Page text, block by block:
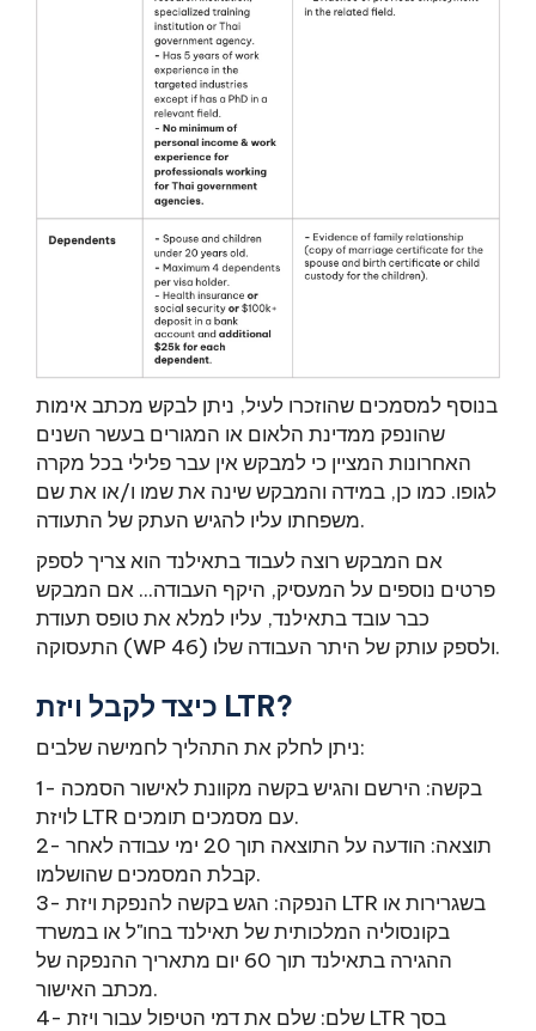
בנוסף למסמכים שהוזכרו לעיל, ניתן לבקש מכתב אימות
שהונפק ממדינת הלאום או המגורים בעשר השנים
האחרונות המציין כי למבקש אין עבר פלילי בכל מקרה
לגופו. כמו כן, במידה והמבקש שינה את שמו ו/או את שם
משפחתו עליו להגיש העתק של התעודה.
אם המבקש רוצה לעבוד בתאילנד הוא צריך לספק
פרטים נוספים על המעסיק, היקף העבודה... אם המבקש
כבר עובד בתאילנד, עליו למלא את טופס תעודת
התעסוקה (WP 46) ולספק עותק של היתר העבודה שלו.
כיצד לקבל ויזת LTR?
ניתן לחלק את התהליך לחמישה שלבים:
1- בקשה: הירשם והגיש בקשה מקוונת לאישור הסמכה
לויזת LTR עם מסמכים תומכים.
2- תוצאה: הודעה על התוצאה תוך 20 ימי עבודה לאחר
קבלת המסמכים שהושלמו.
3- הנפקה: הגש בקשה להנפקת ויזת LTR בשגרירות או
בקונסוליה המלכותית של תאילנד בחו"ל או במשרד
ההגירה בתאילנד תוך 60 יום מתאריך ההנפקה של
מכתב האישור.
4- שלם: שלם את דמי הטיפול עבור ויזת LTR בסך